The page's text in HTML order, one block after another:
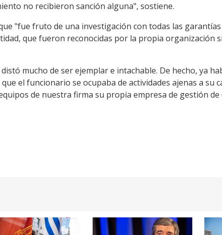
no recibieron sanción alguna", sostiene.
"fue fruto de una investigación con todas las
que fueron reconocidas por la propia organización
mucho de ser ejemplar e intachable. De hecho, ya
el funcionario se ocupaba de actividades ajenas a su
de nuestra firma su propia empresa de gestión